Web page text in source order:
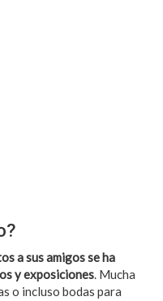
a sus amigos se ha
y exposiciones. Mucha
o incluso bodas para